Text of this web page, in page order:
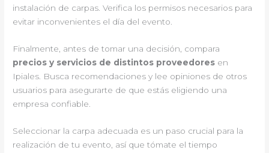
instalación de carpas. Verifica los permisos necesarios para
evitar inconvenientes el día del evento.
Finalmente, antes de tomar una decisión, compara
precios y servicios de distintos proveedores en
Ipiales. Busca recomendaciones y lee opiniones de otros
usuarios para asegurarte de que estás eligiendo una
empresa confiable.
Seleccionar la carpa adecuada es un paso crucial para la
realización de tu evento, así que tómate el tiempo